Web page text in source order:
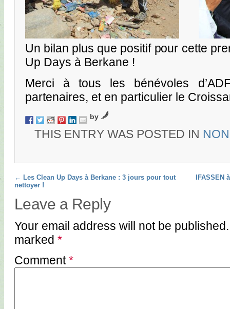
Un bilan plus que positif pour cette
Up Days à Berkane !
Merci à tous les bénévoles
partenaires, et en particulier le
by
THIS ENTRY WAS POSTED IN
Post navigation
← Les Clean Up Days à Berkane : 3 jours pour tout
nettoyer !
Leave a Reply
Your email address will not be published.
marked *
Comment*